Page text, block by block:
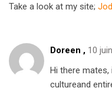
Take a look at my site;
Doreen , 10
Hi there
cultureand